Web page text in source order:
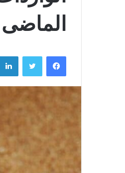
الماضى
فيسبوك تويتر